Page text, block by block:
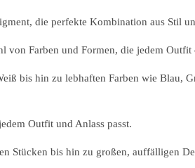
die perfekte Kombination aus Stil
Farben und Formen, die jedem Outfit
bis hin zu lebhaften Farben wie Blau,
Outfit und Anlass passt.
Stücken bis hin zu großen, auffälligen